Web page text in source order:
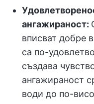
ангажираност:
вписват добре
са по-
създава
ангажираност
води до по-